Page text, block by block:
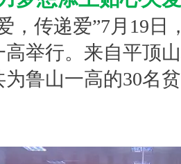
，传递爱”7月19
举行。来自平顶
为鲁山一高的30名